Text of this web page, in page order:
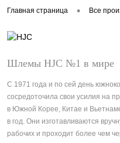
Главная страница • Все
Шлемы HJC №1 в мире
С 1971 года и по сей день
сосредоточила свои усилия на
в Южной Корее, Китае и
в год. Они изготавливаются
рабочих и проходит более чем